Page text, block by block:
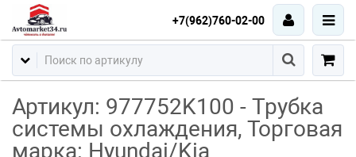
+7(962)760-02-00
Артикул: 977752K100 - Трубка
системы охлаждения, Торговая
марка: Hyundai/Kia